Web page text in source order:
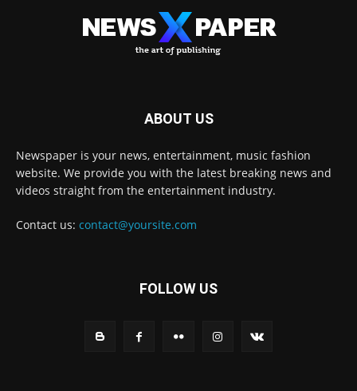
ABOUT US
Newspaper is your news, entertainment, music fashion
website. We provide you with the latest breaking news and
videos straight from the entertainment industry.
Contact us: contact@yoursite.com
FOLLOW US